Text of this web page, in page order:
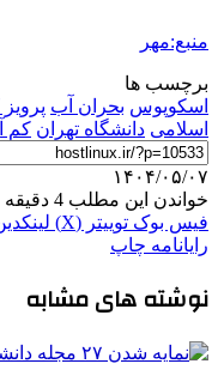
منبع:مهر
برچسب ها
اسکوپوس بحران آب
اسلامی دانشگاه تهران کم
۱۴۰۴/۰۵/۰۷
خواندن این مطلب 4 دقیقه زمان میبرد
فیس بوک توییتر (X)
رایانامه چاپ
نوشته های مشابه